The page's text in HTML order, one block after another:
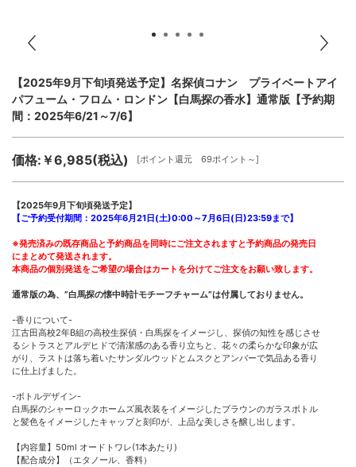
【2025年9月下旬頃発送予定】名探偵コナン プライベートアイ
パフューム・フロム・ロンドン【白馬探の香水】通常版【予約期
間：2025年6/21～7/6】
価格:￥6,985(税込) [ポイント還元 69ポイント～]
【2025年9月下旬頃発送予定】
【ご予約受付期間：2025年6月21日(土)0:00～7月6日(日)23:59まで】
※発売済みの既存商品と予約商品を同時にご注文されますと予約商品の発売日
にまとめて発送されます。
本商品の個別発送をご希望の場合はカートを分けてご注文をお願い致します。
通常版の為、”白馬探の懐中時計モチーフチャーム”は付属しておりません。
-香りについて-
江古田高校2年B組の高校生探偵・白馬探をイメージし、探偵の知性を感じさせ
るシトラスとアルデヒドで清潔感のある香り立ちと、花々の柔らかな印象が広
がり、ラストは落ち着いたサンダルウッドとムスクとアンバーで気品ある香り
に仕上げました。
-ボトルデザイン-
白馬探のシャーロックホームズ風衣装をイメージしたブラウンのガラスボトル
と髪色をイメージしたキャップと刻印が、上品な美しさを醸し出します。
【内容量】50ml オードトワレ(1本あたり)
【配合成分】（エタノール、香料）